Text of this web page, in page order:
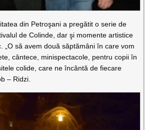
din Petroşani a pregătit o serie de
de Colinde, dar şi momente artistice
„O să avem două săptămâni în care vom
cântece, minispectacole, pentru copii în
colide, care ne încântă de fiecare
– Ridzi.